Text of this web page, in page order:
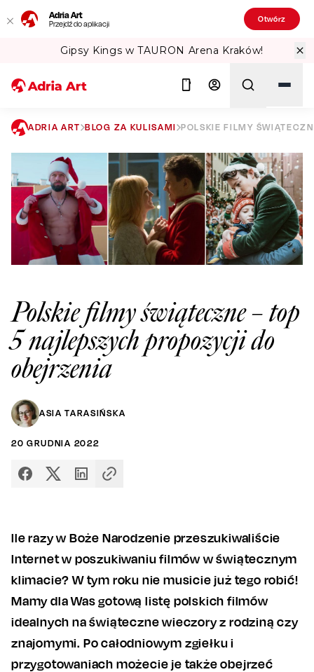
Adria Art
Przejdź do aplikacji Otwórz
Gipsy Kings w TAURON Arena Kraków!
Szukaj
ADRIA ART BLOG ZA KULISAMI POLSKIE FILMY
Polskie filmy świąteczne – top
5 najlepszych propozycji do
obejrzenia
ASIA TARASIŃSKA
20 GRUDNIA 2022
Ile razy w Boże Narodzenie przeszukiwaliście
Internet w poszukiwaniu filmów w świątecznym
klimacie? W tym roku nie musicie już tego robić!
Mamy dla Was gotową listę polskich filmów
idealnych na świąteczne wieczory z rodziną czy
znajomymi. Po całodniowym zgiełku i
przygotowaniach możecie je także obejrzeć